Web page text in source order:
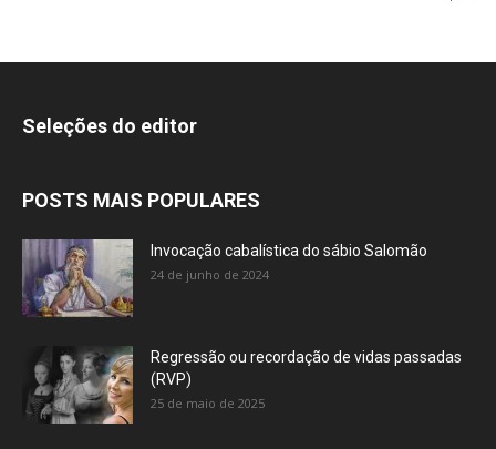
Seleções do editor
POSTS MAIS POPULARES
Invocação cabalística do sábio Salomão
24 de junho de 2024
Regressão ou recordação de vidas passadas
(RVP)
25 de maio de 2025